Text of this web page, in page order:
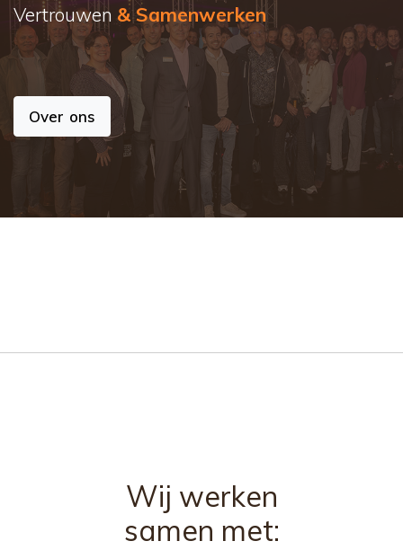
Vertrouwen & Samenwerken
Over ons
Wij werken
samen met: